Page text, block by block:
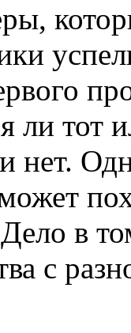
ли тот
нет.
в
с